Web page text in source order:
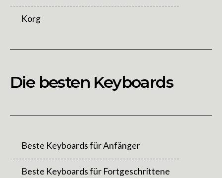
---------------------------------------------------------
Korg
Die besten Keyboards
Beste Keyboards für Anfänger
---------------------------------------------------------
Beste Keyboards für Fortgeschrittene